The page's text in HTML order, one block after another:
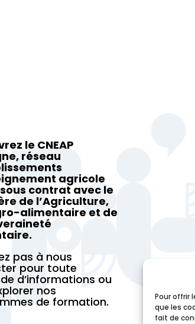
Pour offrir
que les
fait de
le CNEAP
réseau
agricole
contrat avec le
de l’Agriculture,
alimentaire et de
pas à nous
pour toute
d’informations ou
nos
de formation.